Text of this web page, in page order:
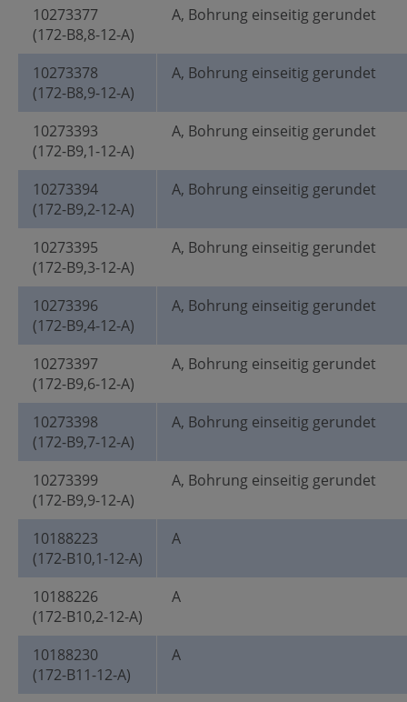
10273377
(172-B8,8-12-A)
A, Bohrung einseitig gerundet
10273378
(172-B8,9-12-A)
A, Bohrung einseitig gerundet
10273393
(172-B9,1-12-A)
A, Bohrung einseitig gerundet
10273394
(172-B9,2-12-A)
A, Bohrung einseitig gerundet
10273395
(172-B9,3-12-A)
A, Bohrung einseitig gerundet
10273396
(172-B9,4-12-A)
A, Bohrung einseitig gerundet
10273397
(172-B9,6-12-A)
A, Bohrung einseitig gerundet
10273398
(172-B9,7-12-A)
A, Bohrung einseitig gerundet
10273399
(172-B9,9-12-A)
A, Bohrung einseitig gerundet
10188223
(172-B10,1-12-A)
A
10188226
(172-B10,2-12-A)
A
10188230
(172-B11-12-A)
A